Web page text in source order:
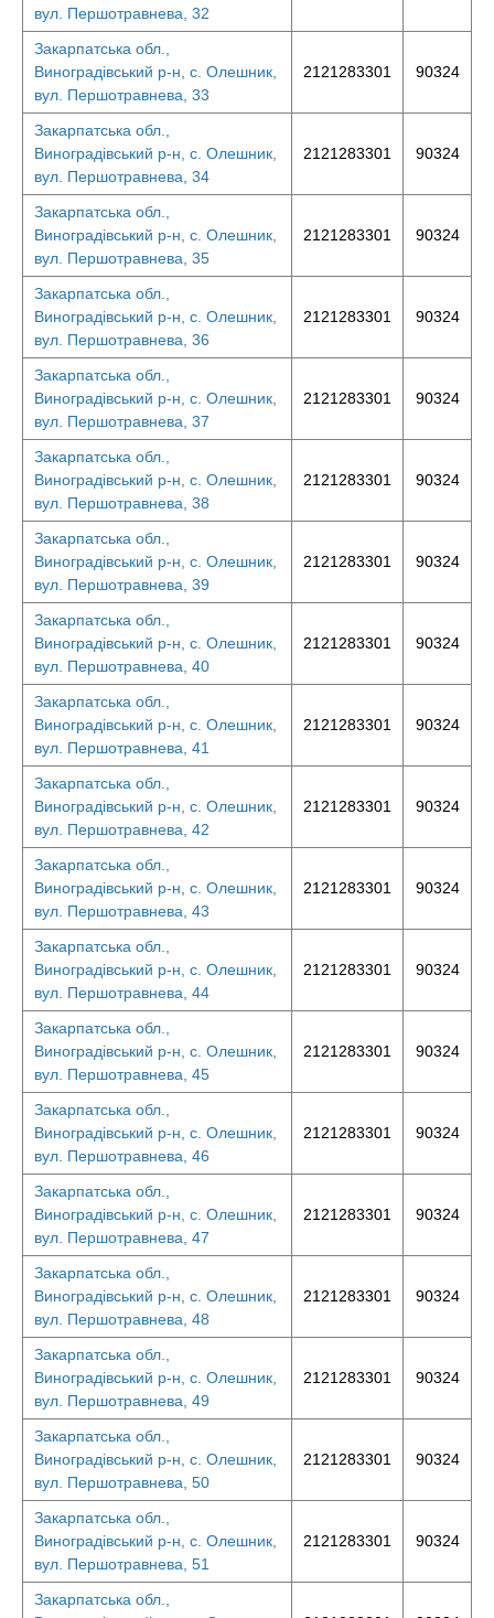
вул. Першотравнева, 32
Закарпатська обл.,
Виноградівський р-н, с. Олешник,
вул. Першотравнева, 33
2121283301 90324
Закарпатська обл.,
Виноградівський р-н, с. Олешник,
вул. Першотравнева, 34
2121283301 90324
Закарпатська обл.,
Виноградівський р-н, с. Олешник,
вул. Першотравнева, 35
2121283301 90324
Закарпатська обл.,
Виноградівський р-н, с. Олешник,
вул. Першотравнева, 36
2121283301 90324
Закарпатська обл.,
Виноградівський р-н, с. Олешник,
вул. Першотравнева, 37
2121283301 90324
Закарпатська обл.,
Виноградівський р-н, с. Олешник,
вул. Першотравнева, 38
2121283301 90324
Закарпатська обл.,
Виноградівський р-н, с. Олешник,
вул. Першотравнева, 39
2121283301 90324
Закарпатська обл.,
Виноградівський р-н, с. Олешник,
вул. Першотравнева, 40
2121283301 90324
Закарпатська обл.,
Виноградівський р-н, с. Олешник,
вул. Першотравнева, 41
2121283301 90324
Закарпатська обл.,
Виноградівський р-н, с. Олешник,
вул. Першотравнева, 42
2121283301 90324
Закарпатська обл.,
Виноградівський р-н, с. Олешник,
вул. Першотравнева, 43
2121283301 90324
Закарпатська обл.,
Виноградівський р-н, с. Олешник,
вул. Першотравнева, 44
2121283301 90324
Закарпатська обл.,
Виноградівський р-н, с. Олешник,
вул. Першотравнева, 45
2121283301 90324
Закарпатська обл.,
Виноградівський р-н, с. Олешник,
вул. Першотравнева, 46
2121283301 90324
Закарпатська обл.,
Виноградівський р-н, с. Олешник,
вул. Першотравнева, 47
2121283301 90324
Закарпатська обл.,
Виноградівський р-н, с. Олешник,
вул. Першотравнева, 48
2121283301 90324
Закарпатська обл.,
Виноградівський р-н, с. Олешник,
вул. Першотравнева, 49
2121283301 90324
Закарпатська обл.,
Виноградівський р-н, с. Олешник,
вул. Першотравнева, 50
2121283301 90324
Закарпатська обл.,
Виноградівський р-н, с. Олешник,
вул. Першотравнева, 51
2121283301 90324
Закарпатська обл.,